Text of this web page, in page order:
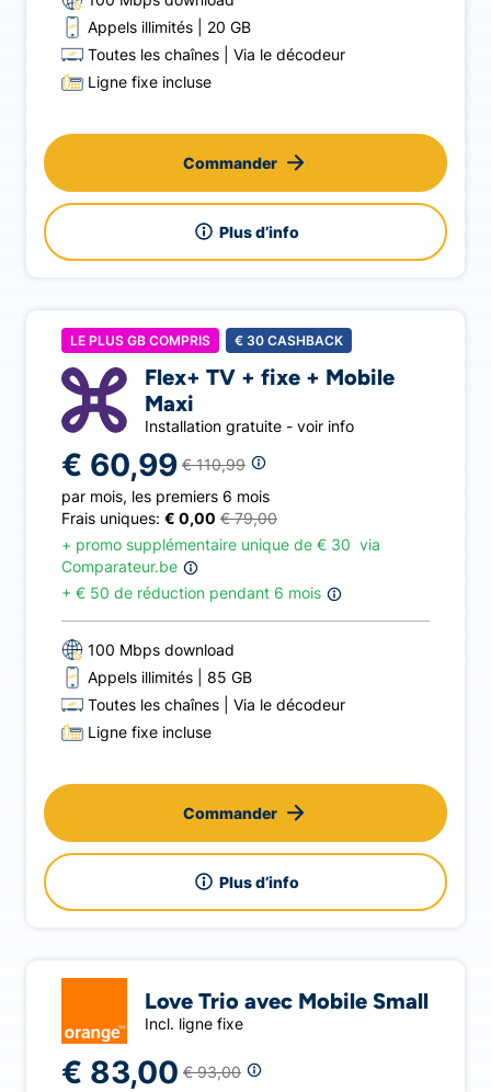
Appels illimités
20 GB
Toutes les chaînes
Via le décodeur
Ligne fixe incluse
Plus d’info
Commander
LE PLUS GB COMPRIS € 30 CASHBACK
Flex+ TV + fixe + Mobile
Maxi
Installation gratuite - voir info
€ 60,99 € 110,99
par mois, les premiers 6 mois
Frais uniques: € 0,00 € 79,00
+ promo supplémentaire unique de € 30 via
Comparateur.be
+ € 50 de réduction pendant 6 mois
100 Mbps download
Appels illimités
85 GB
Toutes les chaînes
Via le décodeur
Ligne fixe incluse
Plus d’info
Commander
Love Trio avec Mobile Small
Incl. ligne fixe
€ 83,00 € 93,00